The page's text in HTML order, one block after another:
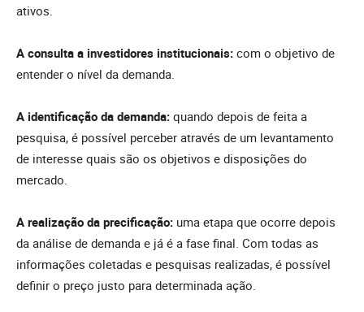
ativos.
A consulta a investidores institucionais: com o objetivo de
entender o nível da demanda.
A identificação da demanda: quando depois de feita a
pesquisa, é possível perceber através de um levantamento
de interesse quais são os objetivos e disposições do
mercado.
A realização da precificação: uma etapa que ocorre depois
da análise de demanda e já é a fase final. Com todas as
informações coletadas e pesquisas realizadas, é possível
definir o preço justo para determinada ação.